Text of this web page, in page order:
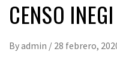
CENSO
Byadmin / 28 febrero,